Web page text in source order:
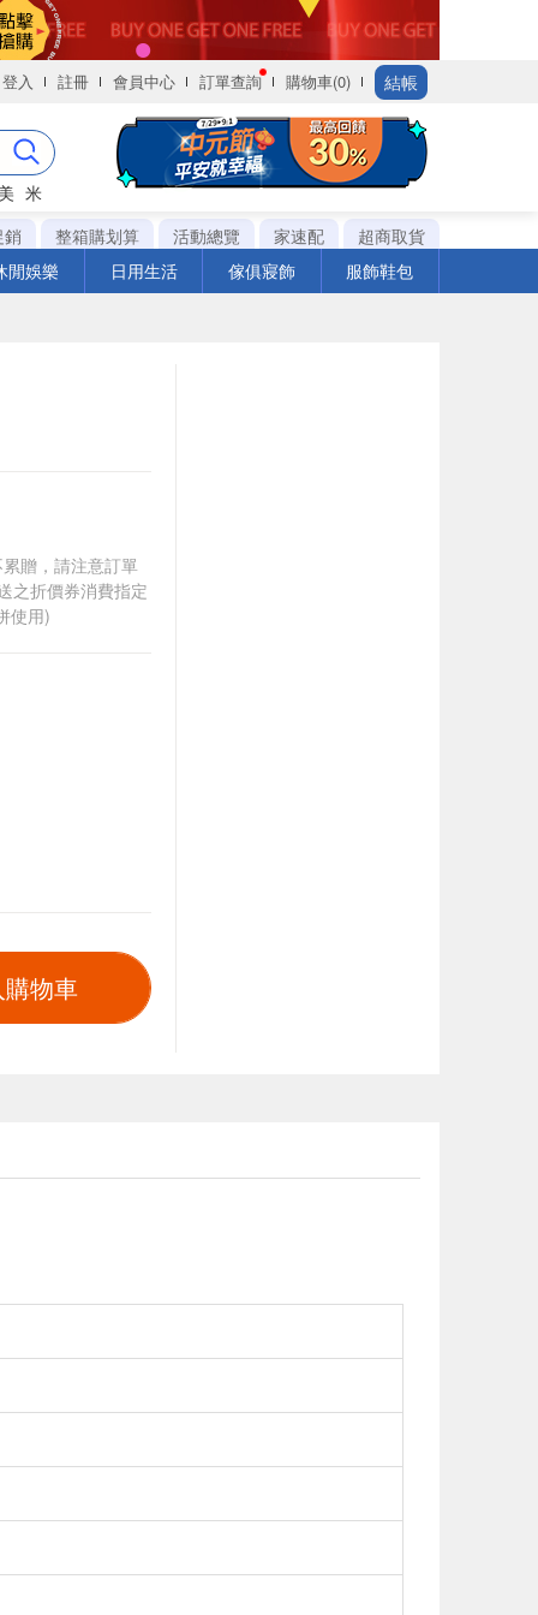
登入 註冊 會員中心 訂單查詢 購物車(0) 結帳
米
銷 整箱購划算 活動總覽 家速配
超商取貨
閒娛樂 日用生活 傢俱寢飾 服飾鞋包
贈，請注意訂單
之折價券消費指定
使用)
物車